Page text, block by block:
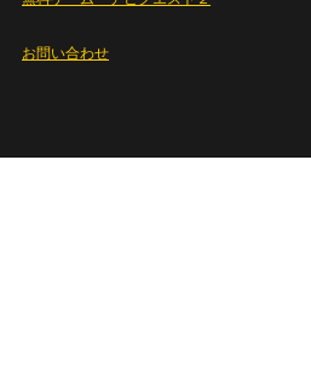
お問い合わせ